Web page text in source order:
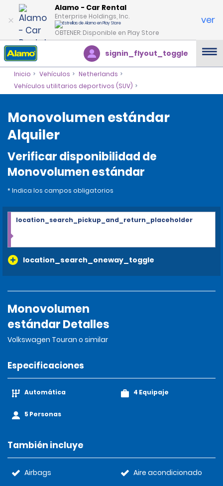
Alamo - Car Rental
Enterprise Holdings, Inc.
OBTENER: Disponible en Play Store
ver
signin_flyout_toggle
Inicio Vehículos
Netherlands
Vehículos utilitarios deportivos (SUV)
Monovolumen estándar
Alquiler
Verificar disponibilidad de
Monovolumen estándar
* Indica los campos obligatorios
location_search_oneway_toggle
location_search_pickup_and_return_placeholder
Monovolumen
estándar Detalles
Volkswagen Touran o similar
Especificaciones
Automática
5 Personas
4 Equipaje
También incluye
Airbags
Aire acondicionado